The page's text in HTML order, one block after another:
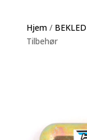
Hjem/
Tilbehør